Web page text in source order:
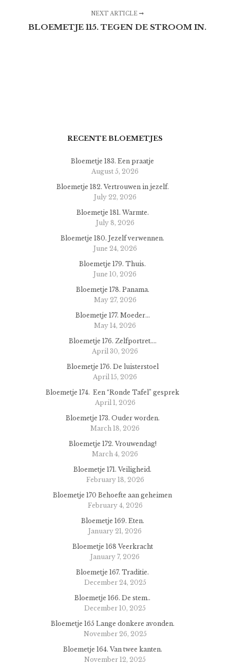
NEXT ARTICLE
BLOEMETJE 115. TEGEN DE STROOM IN.
RECENTE BLOEMETJES
Bloemetje 183. Een praatje
August 5, 2026
Bloemetje 182. Vertrouwen in jezelf.
July 22, 2026
Bloemetje 181. Warmte.
July 8, 2026
Bloemetje 180. Jezelf verwennen.
June 24, 2026
Bloemetje 179. Thuis.
June 10, 2026
Bloemetje 178. Panama.
May 27, 2026
Bloemetje 177. Moeder…
May 14, 2026
Bloemetje 176. Zelfportret….
April 30, 2026
Bloemetje 176. De luisterstoel
April 15, 2026
Bloemetje 174. Een “Ronde Tafel” gesprek
April 1, 2026
Bloemetje 173. Ouder worden.
March 18, 2026
Bloemetje 172. Vrouwendag!
March 4, 2026
Bloemetje 171. Veiligheid.
February 18, 2026
Bloemetje 170 Behoefte aan geheimen
February 4, 2026
Bloemetje 169. Eten.
January 21, 2026
Bloemetje 168 Veerkracht
January 7, 2026
Bloemetje 167. Traditie.
December 24, 2025
Bloemetje 166. De stem..
December 10, 2025
Bloemetje 165 Lange donkere avonden.
November 26, 2025
Bloemetje 164. Van twee kanten.
November 12, 2025